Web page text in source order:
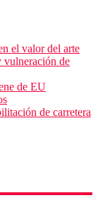
el valor del arte
vulneración de
de EU
de carretera